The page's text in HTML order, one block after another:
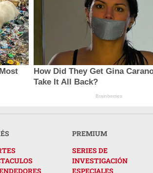
How Did They Get Gina
Take It All Back?
Brainberries
PREMIUM
SERIES DE
INVESTIGACIÓN
ESPECIALES